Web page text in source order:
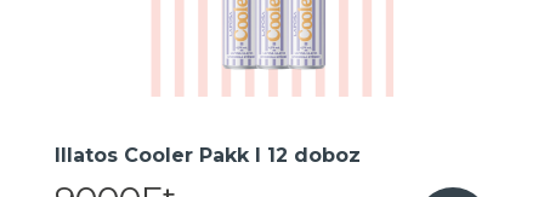
Illatos Cooler Pakk I 12 doboz